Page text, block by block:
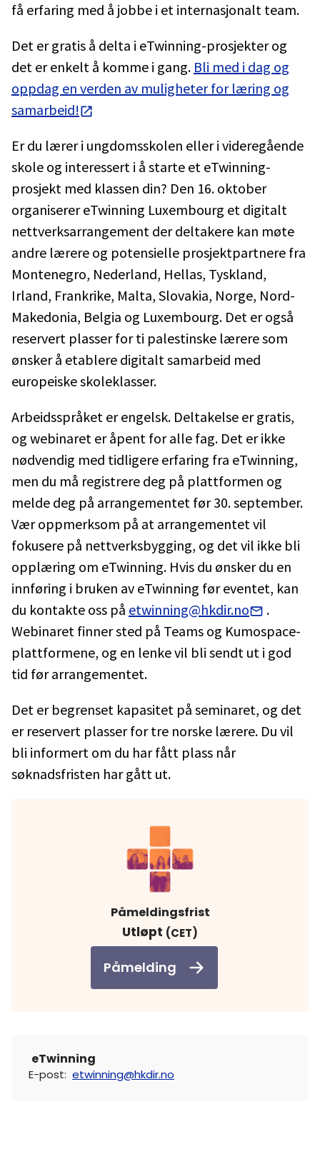
få erfaring med å jobbe i et internasjonalt team.
Det er gratis å delta i eTwinning-prosjekter og
det er enkelt å komme i gang. Bli med i dag og
oppdag en verden av muligheter for læring og
samarbeid!
Er du lærer i ungdomsskolen eller i videregående
skole og interessert i å starte et eTwinning-
prosjekt med klassen din? Den 16. oktober
organiserer eTwinning Luxembourg et digitalt
nettverksarrangement der deltakere kan møte
andre lærere og potensielle prosjektpartnere fra
Montenegro, Nederland, Hellas, Tyskland,
Irland, Frankrike, Malta, Slovakia, Norge, Nord-
Makedonia, Belgia og Luxembourg. Det er også
reservert plasser for ti palestinske lærere som
ønsker å etablere digitalt samarbeid med
europeiske skoleklasser.
Arbeidsspråket er engelsk. Deltakelse er gratis,
og webinaret er åpent for alle fag. Det er ikke
nødvendig med tidligere erfaring fra eTwinning,
men du må registrere deg på plattformen og
melde deg på arrangementet før 30. september.
Vær oppmerksom på at arrangementet vil
fokusere på nettverksbygging, og det vil ikke bli
opplæring om eTwinning. Hvis du ønsker du en
innføring i bruken av eTwinning før eventet, kan
du kontakte oss på etwinning@hkdir.no
.
Webinaret finner sted på Teams og Kumospace-
plattformene, og en lenke vil bli sendt ut i god
tid før arrangementet.
Det er begrenset kapasitet på seminaret, og det
er reservert plasser for tre norske lærere. Du vil
bli informert om du har fått plass når
søknadsfristen har gått ut.
Påmeldingsfrist
Utløpt (CET)
Påmelding
eTwinning
E-post: etwinning@hkdir.no